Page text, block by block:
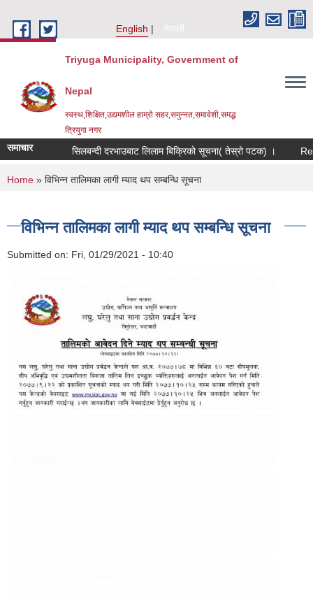
English
नेपाली
Triyuga Municipality, Government of
Nepal
स्वस्थ,शिक्षित,उद्यमशील हाम्रो सहर,समुन्नत,समावेशी,समद्ध
त्रियुगा नगर
समाचार सिलबन्दी दरभाउबाट लिलाम बिक्रिको सूचना( तेस्रो पटक) ।
You are here
Home » विभिन्न तालिमका लागी म्याद थप सम्बन्धि सूचना
विभिन्न तालिमका लागी म्याद थप सम्बन्धि सूचना
Submitted on: Fri, 01/29/2021 - 10:40